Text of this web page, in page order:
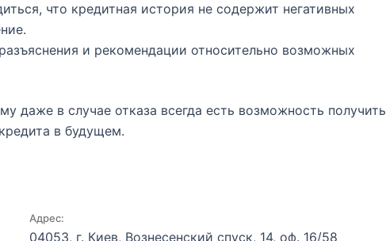
что кредитная история не содержит негативных
и рекомендации относительно возможных
даже в случае отказа всегда есть возможность получить
в будущем.
Адрес:
04053, г. Киев, Вознесенский спуск, 14, оф. 16/58